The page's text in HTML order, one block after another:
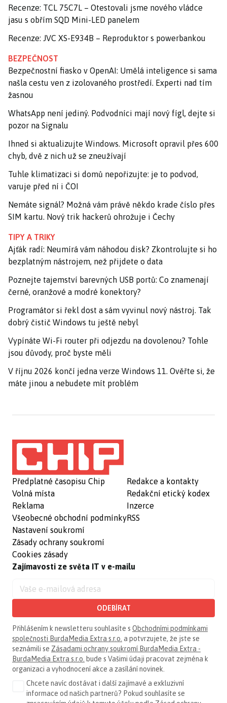
Recenze: TCL 75C7L – Otestovali jsme nového vládce
jasu s obřím SQD Mini-LED panelem
Recenze: JVC XS-E934B – Reproduktor s powerbankou
BEZPEČNOST
Bezpečnostní fiasko v OpenAI: Umělá inteligence si sama
našla cestu ven z izolovaného prostředí. Experti nad tím
žasnou
WhatsApp není jediný. Podvodníci mají nový fígl, dejte si
pozor na Signalu
Ihned si aktualizujte Windows. Microsoft opravil přes 600
chyb, dvě z nich už se zneužívají
Tuhle klimatizaci si domů nepořizujte: je to podvod,
varuje před ní i ČOI
Nemáte signál? Možná vám právě někdo krade číslo přes
SIM kartu. Nový trik hackerů ohrožuje i Čechy
TIPY A TRIKY
Ajťák radí: Neumírá vám náhodou disk? Zkontrolujte si ho
bezplatným nástrojem, než přijdete o data
Poznejte tajemství barevných USB portů: Co znamenají
černé, oranžové a modré konektory?
Programátor si řekl dost a sám vyvinul nový nástroj. Tak
dobrý čistič Windows tu ještě nebyl
Vypínáte Wi-Fi router při odjezdu na dovolenou? Tohle
jsou důvody, proč byste měli
V říjnu 2026 končí jedna verze Windows 11. Ověřte si, že
máte jinou a nebudete mít problém
Předplatné časopisu Chip
Volná místa
Reklama
Všeobecné obchodní podmínky
Nastavení soukromí
Zásady ochrany soukromí
Cookies zásady
Redakce a kontakty
Redakční etický kodex
Inzerce
RSS
Zajímavosti ze světa IT v e-mailu
ODEBÍRAT
Přihlášením k newsletteru souhlasíte s Obchodními podmínkami
společnosti BurdaMedia Extra s.r.o. a potvrzujete, že jste se
seznámili se Zásadami ochrany soukromí BurdaMedia Extra -
BurdaMedia Extra s.r.o. bude s Vašimi údaji pracovat zejména k
organizaci a vyhodnocení akce a zasílání novinek.
Chcete navíc dostávat i další zajímavé a exkluzivní
informace od našich partnerů? Pokud souhlasíte se